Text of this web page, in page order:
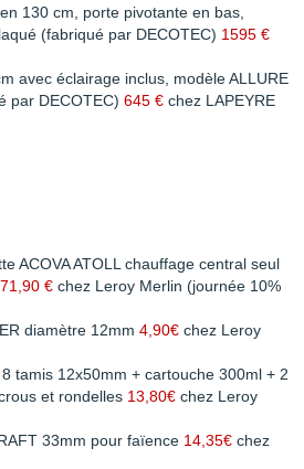
130 cm, porte pivotante en bas,
(fabriqué par DECOTEC) 1595 €
avec éclairage inclus, modèle ALLURE
par DECOTEC) 645 € chez LAPEYRE
ACOVA ATOLL chauffage central seul
€ chez Leroy Merlin (journée 10%
diamètre 12mm 4,90€ chez Leroy
tamis 12x50mm + cartouche 300ml + 2
et rondelles 13,80€ chez Leroy
33mm pour faïence 14,35€ chez